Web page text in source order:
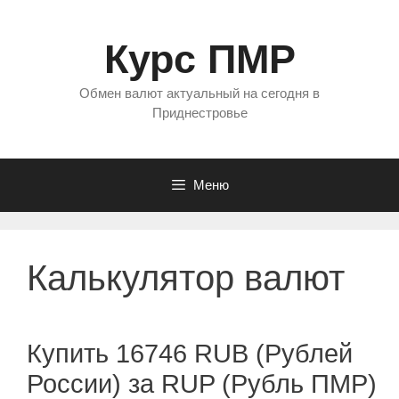
Курс ПМР
Обмен валют актуальный на сегодня в
Приднестровье
Меню
Калькулятор валют
Купить 16746 RUB (Рублей
России) за RUP (Рубль ПМР)